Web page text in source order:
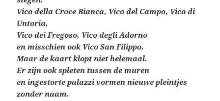
Vico della Croce Bianca, Vico del Campo, Vico di
Untoria,
Vico dei Fregoso, Vico degli Adorno
en misschien ook Vico San Filippo.
Maar de kaart klopt niet helemaal.
Er zijn ook spleten tussen de muren
en ingestorte palazzi vormen nieuwe pleintjes
zonder naam.